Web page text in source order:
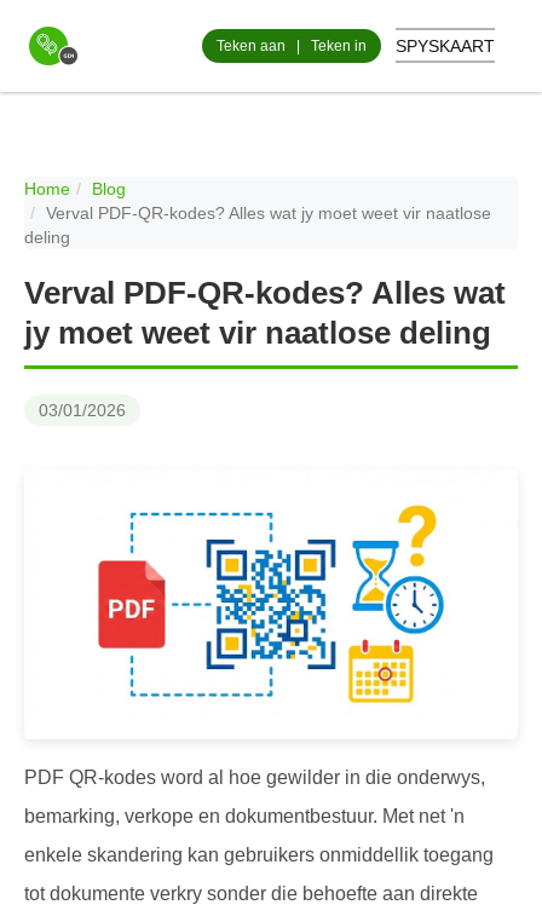
Teken aan Teken in SPYSKAART
Home
Blog
Verval PDF-QR-kodes? Alles wat jy moet weet vir naatlose
deling
Verval PDF-QR-kodes? Alles wat
jy moet weet vir naatlose deling
03/01/2026
PDF QR-kodes word al hoe gewilder in die onderwys,
bemarking, verkope en dokumentbestuur. Met net 'n
enkele skandering kan gebruikers onmiddellik toegang
tot dokumente verkry sonder die behoefte aan direkte